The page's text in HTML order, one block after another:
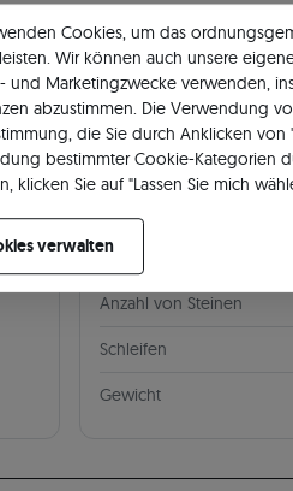
Hauptstein
Art
Reinheit
Anzahl von Steinen
Schleifen
Gewicht
Cookies, um das
Wir können auch unsere
und Marketingzwecke verwenden,
abzustimmen. Die Verwendung
die Sie durch Anklicken
bestimmter Cookie-Kategorien
klicken Sie auf "Lassen Sie mich
verwalten